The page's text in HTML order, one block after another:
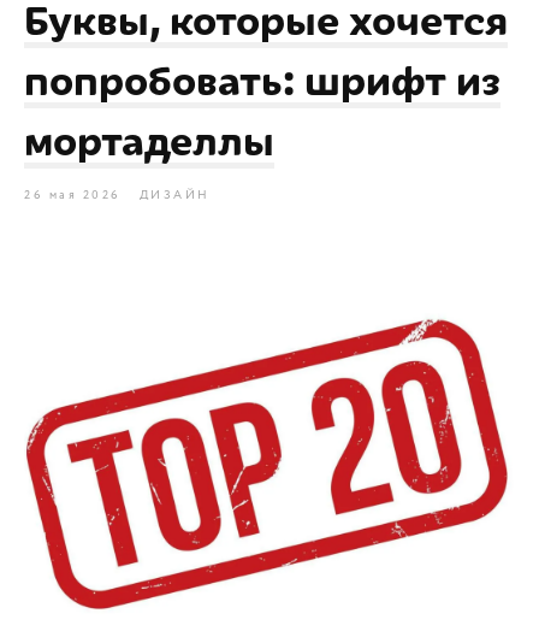
Буквы, которые хочется
попробовать: шрифт из
мортаделлы
26 мая 2026 ДИЗАЙН